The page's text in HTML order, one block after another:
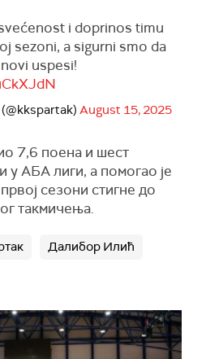
i doprinos timu
sezoni, a sigurni smo da
uspesi!
August 15, 2025
7,6 поена и шест
у АБА лиги, а помогао је
сезони стигне до
такмичења.
Далибор Илић